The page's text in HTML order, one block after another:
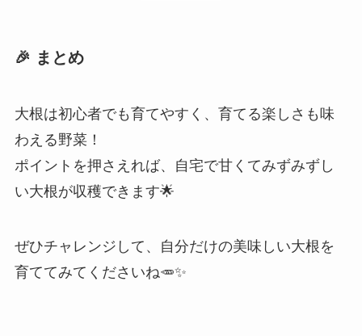
🎉 まとめ
大根は初心者でも育てやすく、育てる楽しさも味
わえる野菜！
ポイントを押さえれば、自宅で甘くてみずみずし
い大根が収穫できます🌟
ぜひチャレンジして、自分だけの美味しい大根を
育ててみてくださいね🥕✨